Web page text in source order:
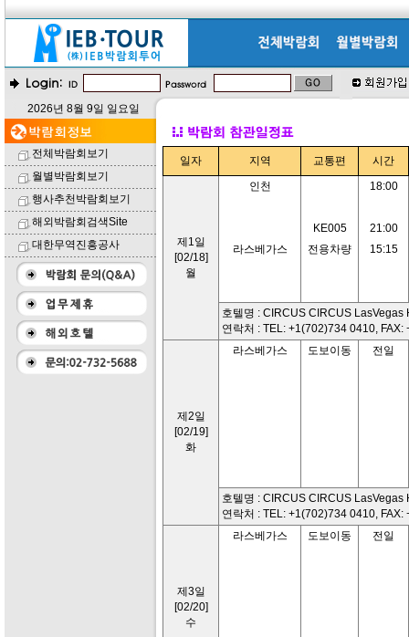
2026년 8월 9일 일요일
전체박람회보기
월별박람회보기
행사추천박람회보기
해외박람회검색Site
대한무역진흥공사
일자 지역 교통편 시간
제1일
[02/18]
월
인천 18:00
KE005
21:00
라스베가스
전용차량 15:15
호텔명 : CIRCUS CIRCUS LasVegas
연락처 : TEL: +1(702)734 0410,
제2일
[02/19]
화
라스베가스 도보이동 전일
호텔명 : CIRCUS CIRCUS LasVegas
연락처 : TEL: +1(702)734 0410,
제3일
[02/20]
수
라스베가스 도보이동 전일